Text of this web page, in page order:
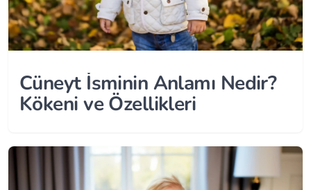
Cüneyt İsminin Anlamı Nedir?
Kökeni ve Özellikleri